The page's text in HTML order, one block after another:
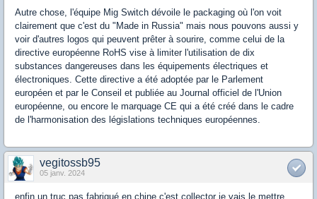
Autre chose, l'équipe Mig Switch dévoile le packaging où l'on voit
clairement que c'est du "Made in Russia" mais nous pouvons aussi y
voir d'autres logos qui peuvent prêter à sourire, comme celui de la
directive européenne RoHS vise à limiter l'utilisation de dix
substances dangereuses dans les équipements électriques et
électroniques. Cette directive a été adoptée par le Parlement
européen et par le Conseil et publiée au Journal officiel de l'Union
européenne, ou encore le marquage CE qui a été créé dans le cadre
de l'harmonisation des législations techniques européennes.
vegitossb95
05 janv. 2024
enfin un truc pas fabriqué en chine c'est collector je vais le mettre